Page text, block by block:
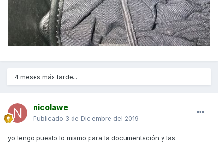
4 meses más tarde...
nicolawe
Publicado 3 de Diciembre del 2019
yo tengo puesto lo mismo para la documentación y las